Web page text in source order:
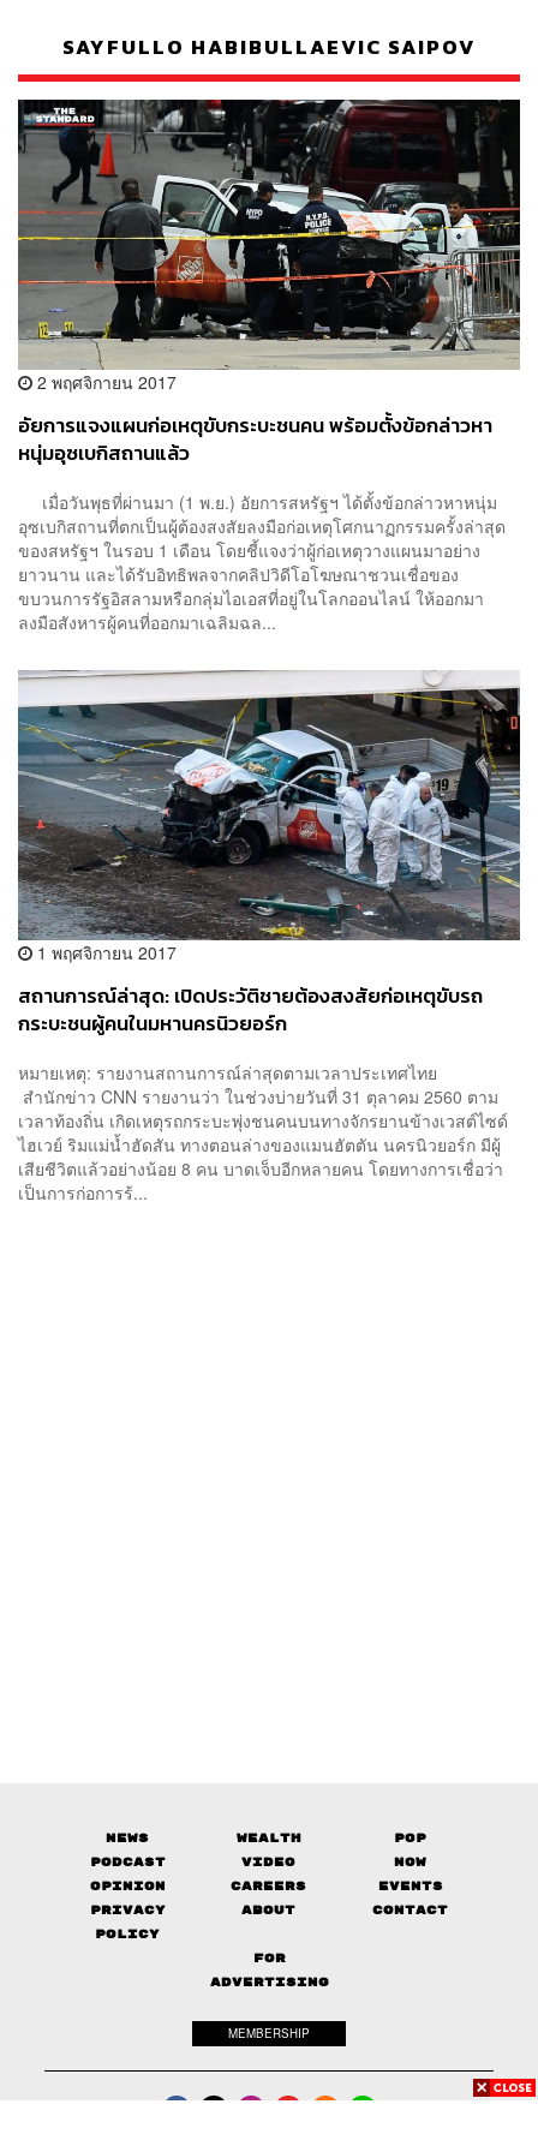
SAYFULLO HABIBULLAEVIC SAIPOV
2 พฤศจิกายน 2017
อัยการแจงแผนก่อเหตุขับกระบะชนคน พร้อมตั้งข้อกล่าวหา
หนุ่มอุซเบกิสถานแล้ว
เมื่อวันพุธที่ผ่านมา (1 พ.ย.) อัยการสหรัฐฯ ได้ตั้งข้อกล่าวหาหนุ่ม
อุซเบกิสถานที่ตกเป็นผู้ต้องสงสัยลงมือก่อเหตุโศกนาฏกรรมครั้งล่าสุด
ของสหรัฐฯ ในรอบ 1 เดือน โดยชี้แจงว่าผู้ก่อเหตุวางแผนมาอย่าง
ยาวนาน และได้รับอิทธิพลจากคลิปวิดีโอโฆษณาชวนเชื่อของ
ขบวนการรัฐอิสลามหรือกลุ่มไอเอสที่อยู่ในโลกออนไลน์ ให้ออกมา
ลงมือสังหารผู้คนที่ออกมาเฉลิมฉล...
1 พฤศจิกายน 2017
สถานการณ์ล่าสุด: เปิดประวัติชายต้องสงสัยก่อเหตุขับรถ
กระบะชนผู้คนในมหานครนิวยอร์ก
หมายเหตุ: รายงานสถานการณ์ล่าสุดตามเวลาประเทศไทย
สำนักข่าว CNN รายงานว่า ในช่วงบ่ายวันที่ 31 ตุลาคม 2560 ตาม
เวลาท้องถิ่น เกิดเหตุรถกระบะพุ่งชนคนบนทางจักรยานข้างเวสต์ไซด์
ไฮเวย์ ริมแม่น้ำฮัดสัน ทางตอนล่างของแมนฮัตตัน นครนิวยอร์ก มีผู้
เสียชีวิตแล้วอย่างน้อย 8 คน บาดเจ็บอีกหลายคน โดยทางการเชื่อว่า
เป็นการก่อการร้...
News Wealth
Pop
Podcast
Video
Now
Opinion
Careers
Events
Privacy
Policy
About Contact
FOR
ADVERTISING
MEMBERSHIP